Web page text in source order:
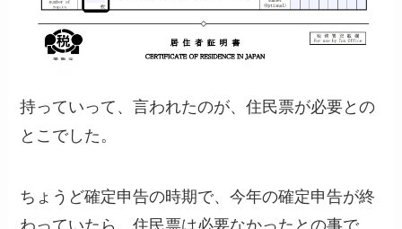
持っていって、言われたのが、住民票が必要との
とこでした。
ちょうど確定申告の時期で、今年の確定申告が終
わっていたら、住民票は必要なかったとの事で